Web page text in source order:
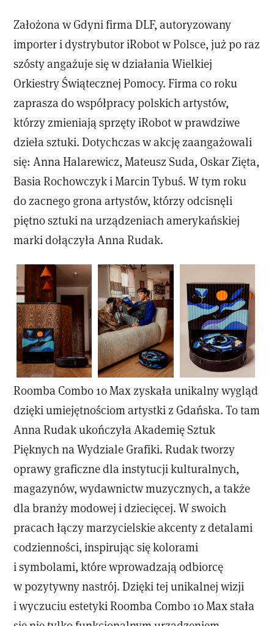
Założona w Gdyni firma DLF, autoryzowany
importer i dystrybutor iRobot w Polsce, już po raz
szósty angażuje się w działania Wielkiej
Orkiestry Świątecznej Pomocy. Firma co roku
zaprasza do współpracy polskich artystów,
którzy zmieniają sprzęty iRobot w prawdziwe
dzieła sztuki. Dotychczas w akcję zaangażowali
się: Anna Halarewicz, Mateusz Suda, Oskar Zięta,
Basia Rochowczyk i Marcin Tybuś. W tym roku
do zacnego grona artystów, którzy odcisnęli
piętno sztuki na urządzeniach amerykańskiej
marki dołączyła Anna Rudak.
Roomba Combo 10 Max zyskała unikalny wygląd
dzięki umiejętnościom artystki z Gdańska. To tam
Anna Rudak ukończyła Akademię Sztuk
Pięknych na Wydziale Grafiki. Rudak tworzy
oprawy graficzne dla instytucji kulturalnych,
magazynów, wydawnictw muzycznych, a także
dla branży modowej i dziecięcej. W swoich
pracach łączy marzycielskie akcenty z detalami
codzienności, inspirując się kolorami
i symbolami, które wprowadzają odbiorcę
w pozytywny nastrój. Dzięki tej unikalnej wizji
i wyczuciu estetyki Roomba Combo 10 Max stała